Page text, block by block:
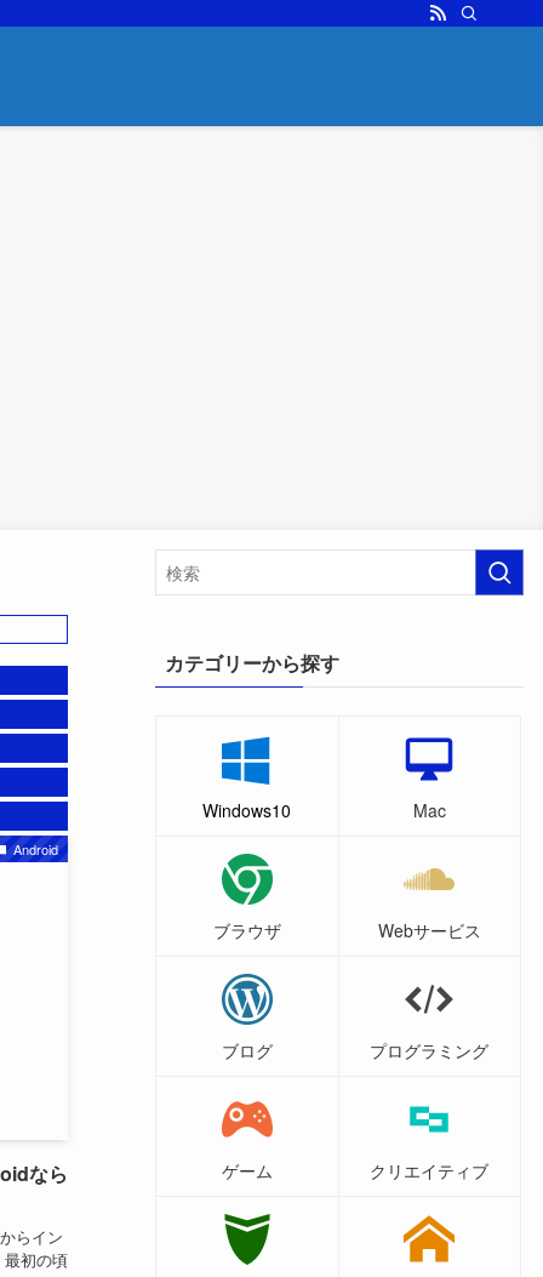
Android
なら
らイン
初の頃
カテゴリーから探す
Windows10 Mac
ブラウザ Webサービス
ブログ プログラミング
ゲーム クリエイティブ